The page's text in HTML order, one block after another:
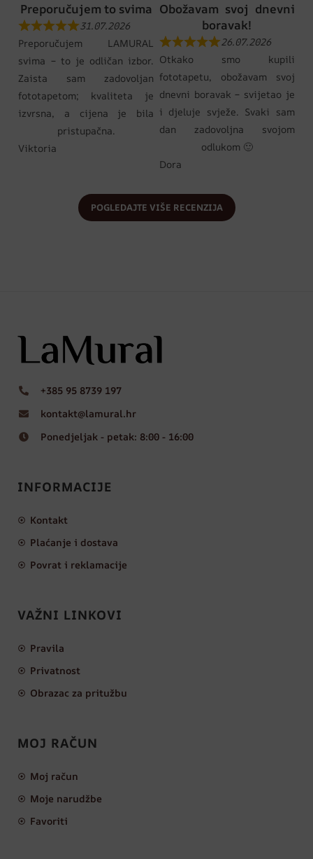
Preporučujem to svima
31.07.2026
Preporučujem LAMURAL
svima – to je odličan izbor.
Zaista sam zadovoljan
fototapetom; kvaliteta je
izvrsna, a cijena je bila
pristupačna.
Viktoria
Obožavam svoj dnevni
boravak!
26.07.2026
Otkako smo kupili
fototapetu, obožavam svoj
dnevni boravak – svijetao je
i djeluje svježe. Svaki sam
dan zadovoljna svojom
odlukom 🙂
Dora
POGLEDAJTE VIŠE RECENZIJA
+385 95 8739 197
kontakt@lamural.hr
Ponedjeljak - petak: 8:00 - 16:00
INFORMACIJE
Kontakt
Plaćanje i dostava
Povrat i reklamacije
VAŽNI LINKOVI
Pravila
Privatnost
Obrazac za pritužbu
MOJ RAČUN
Moj račun
Moje narudžbe
Favoriti